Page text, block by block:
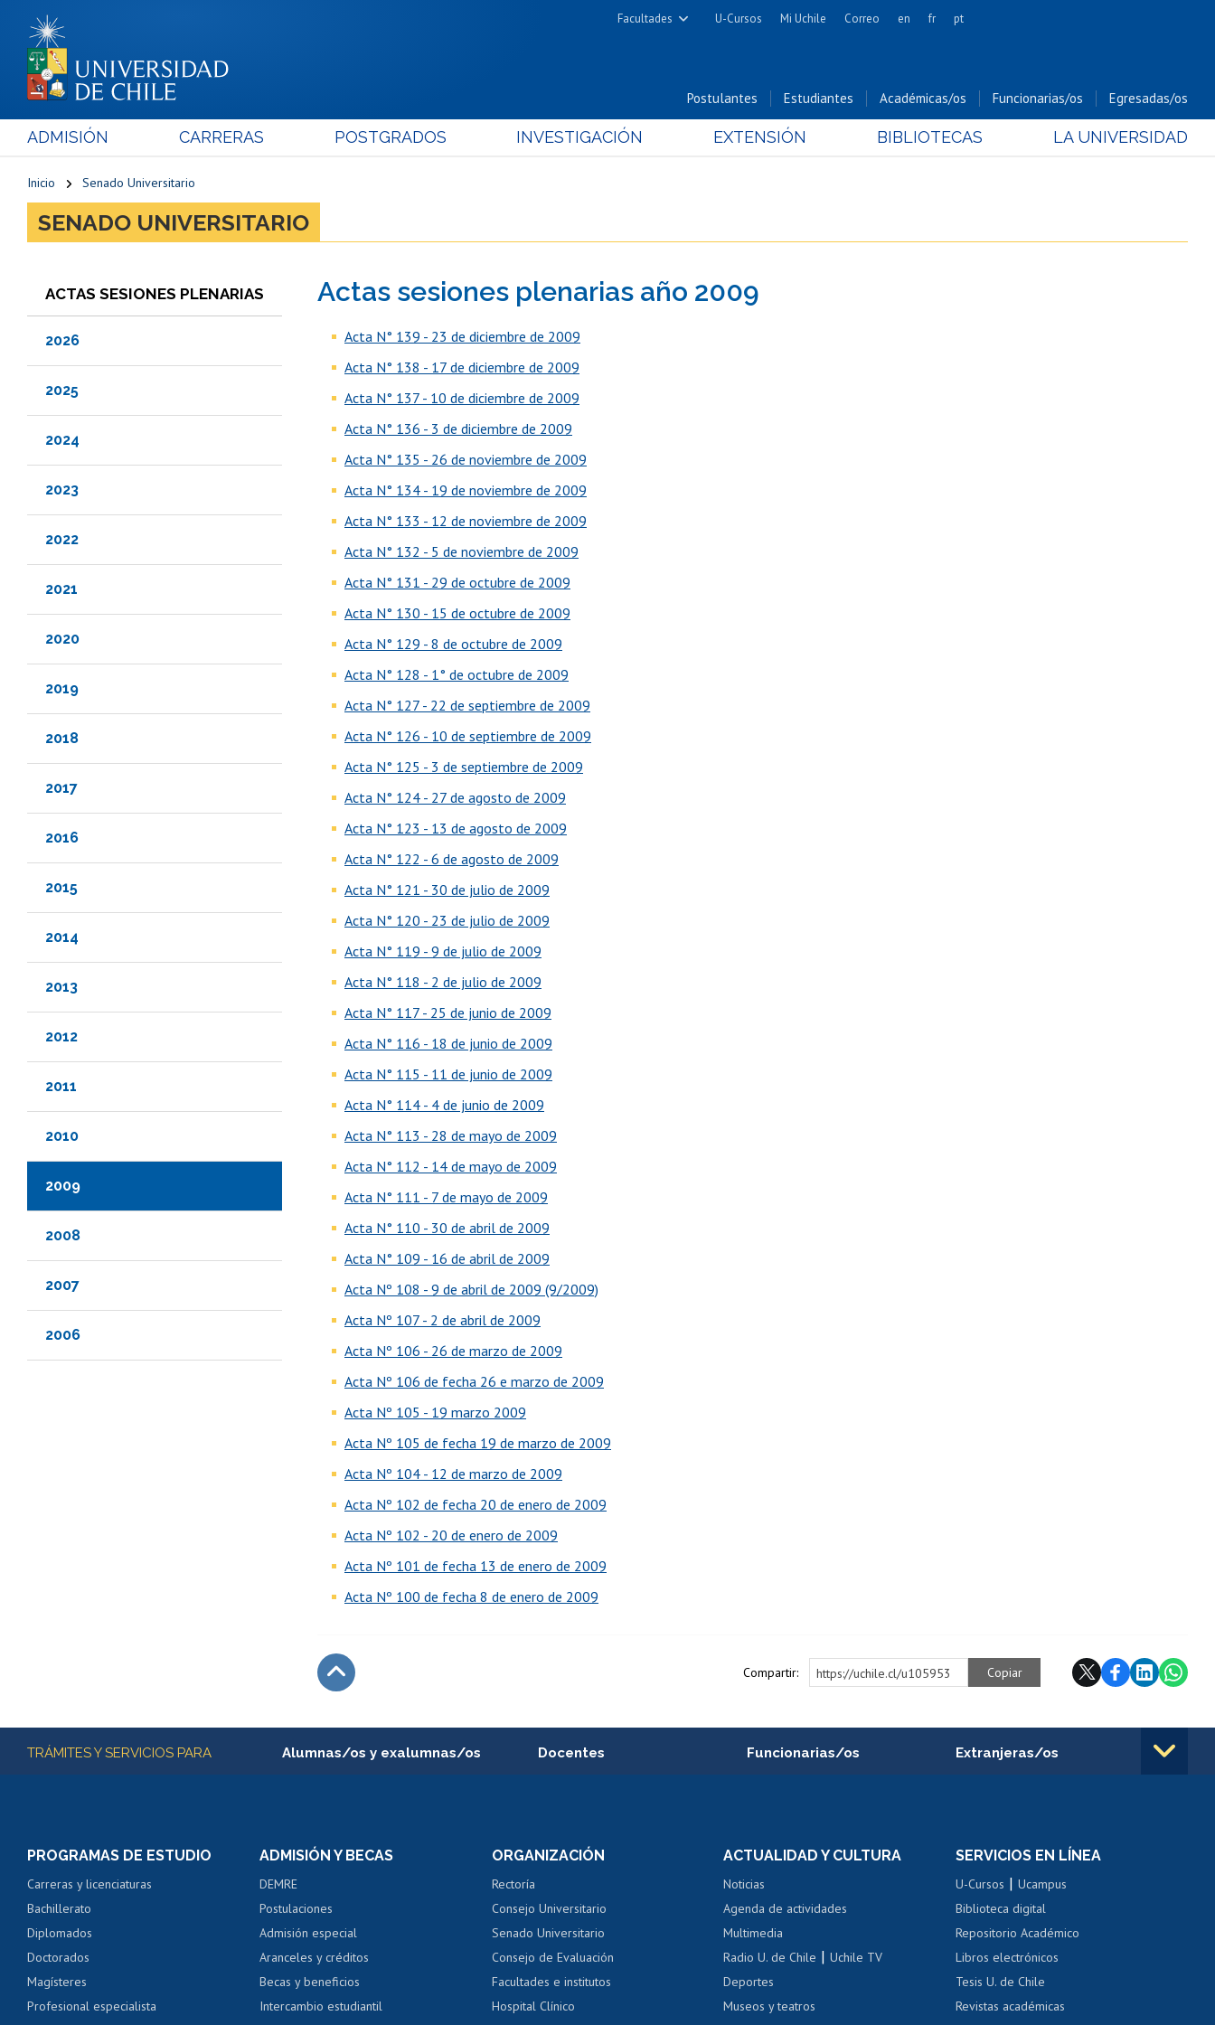
Facultades
Cs. Físicas y Matemáticas
Cs. Forestales y Conservación
Cs. Químicas y Farmacéuticas
Cs. Sociales
Estudios Avanzados en Educación
U-Cursos Mi Uchile Correo en fr pt
Postulantes Estudiantes Académicas/os Funcionarias/os Egresadas/os
ADMISIÓN CARRERAS POSTGRADOS INVESTIGACIÓN EXTENSIÓN BIBLIOTECAS LA UNIVERSIDAD
Inicio Senado Universitario
SENADO UNIVERSITARIO
ACTAS SESIONES PLENARIAS
2026
2025
2024
2023
2022
2021
2020
2019
2018
2017
2016
2015
2014
2013
2012
2011
2010
2009
2008
2007
2006
Actas sesiones plenarias año 2009
Acta N° 139 - 23 de diciembre de 2009
Acta N° 138 - 17 de diciembre de 2009
Acta N° 137 - 10 de diciembre de 2009
Acta N° 136 - 3 de diciembre de 2009
Acta N° 135 - 26 de noviembre de 2009
Acta N° 134 - 19 de noviembre de 2009
Acta N° 133 - 12 de noviembre de 2009
Acta N° 132 - 5 de noviembre de 2009
Acta N° 131 - 29 de octubre de 2009
Acta N° 130 - 15 de octubre de 2009
Acta N° 129 - 8 de octubre de 2009
Acta N° 128 - 1° de octubre de 2009
Acta N° 127 - 22 de septiembre de 2009
Acta N° 126 - 10 de septiembre de 2009
Acta N° 125 - 3 de septiembre de 2009
Acta N° 124 - 27 de agosto de 2009
Acta N° 123 - 13 de agosto de 2009
Acta N° 122 - 6 de agosto de 2009
Acta N° 121 - 30 de julio de 2009
Acta N° 120 - 23 de julio de 2009
Acta N° 119 - 9 de julio de 2009
Acta N° 118 - 2 de julio de 2009
Acta N° 117 - 25 de junio de 2009
Acta N° 116 - 18 de junio de 2009
Acta N° 115 - 11 de junio de 2009
Acta N° 114 - 4 de junio de 2009
Acta N° 113 - 28 de mayo de 2009
Acta N° 112 - 14 de mayo de 2009
Acta N° 111 - 7 de mayo de 2009
Acta N° 110 - 30 de abril de 2009
Acta N° 109 - 16 de abril de 2009
Acta Nº 108 - 9 de abril de 2009 (9/2009)
Acta Nº 107 - 2 de abril de 2009
Acta Nº 106 - 26 de marzo de 2009
Acta Nº 106 de fecha 26 e marzo de 2009
Acta Nº 105 - 19 marzo 2009
Acta Nº 105 de fecha 19 de marzo de 2009
Acta Nº 104 - 12 de marzo de 2009
Acta Nº 102 de fecha 20 de enero de 2009
Acta Nº 102 - 20 de enero de 2009
Acta Nº 101 de fecha 13 de enero de 2009
Acta Nº 100 de fecha 8 de enero de 2009
Compartir: https://uchile.cl/u105953 Copiar
Más información
TRÁMITES Y SERVICIOS PARA Alumnas/os y exalumnas/os
Consulta y certificado de notas
Servicio médico y dental
Pago de arancel y crédito alumnos
Pago de arancel y crédito exalumnos
Certificado de títulos y grados
Docentes
Perfeccionamiento
Evaluación docente
Calificación académica
Postulación al AUCAI
Funcionarias/os
Portal de movilidad interna
Certificado de renta
Certificado de renta
Gestión de correo uchile
Extranjeras/os
Movilidad Estudiantil
Cursos de español
Acoso laboral, sexual y violencia
PROGRAMAS DE ESTUDIO
Carreras y licenciaturas
Bachillerato
Diplomados
Doctorados
Magísteres
Profesional especialista
ADMISIÓN Y BECAS
DEMRE
Postulaciones
Admisión especial
Aranceles y créditos
Becas y beneficios
Intercambio estudiantil
ORGANIZACIÓN
Rectoría
Consejo Universitario
Senado Universitario
Consejo de Evaluación
Facultades e institutos
Hospital Clínico
ACTUALIDAD Y CULTURA
Noticias
Agenda de actividades
Multimedia
Radio U. de Chile |Uchile TV
Deportes
Museos y teatros
SERVICIOS EN LÍNEA
U-Cursos |Ucampus
Biblioteca digital
Repositorio Académico
Libros electrónicos
Tesis U. de Chile
Revistas académicas